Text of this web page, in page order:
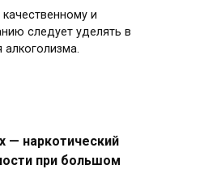
и
следует уделять в
алкоголизма.
— наркотический
при большом